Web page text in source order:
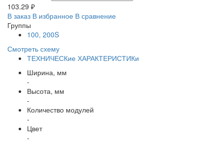
103.29 ₽
В заказ В избранное В сравнение
Группы
100, 200S
Смотреть схему
ТЕХНИЧЕСКие ХАРАКТЕРИСТИКи
Ширина, мм
-
Высота, мм
-
Количество модулей
-
Цвет
-